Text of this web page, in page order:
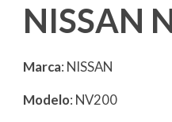
NISSAN
Marca: NISSAN
Modelo: NV200